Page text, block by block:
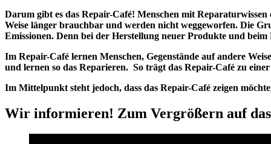
Darum gibt es das Repair-Café! Menschen mit
Weise länger brauchbar und werden nicht weggeworfen. Die
Emissionen. Denn bei der Herstellung neuer Produkte und
Im Repair-Café lernen Menschen, Gegenstände auf andere
und lernen so das Reparieren. So trägt das Repair-Café zu
Im Mittelpunkt steht jedoch, dass das Repair-Café zeigen
Wir informieren! Zum Vergrößern auf